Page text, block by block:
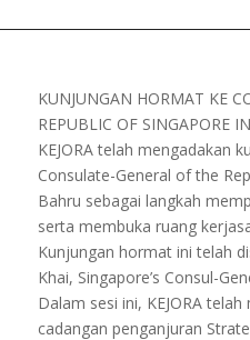
KUNJUNGAN HORMAT KE
REPUBLIC OF SINGAPORE
KEJORA telah mengadakan
Consulate-General of the
Bahru sebagai langkah
serta membuka ruang
Kunjungan hormat ini telah
Khai, Singapore’s Consul-
Dalam sesi ini, KEJORA
cadangan penganjuran